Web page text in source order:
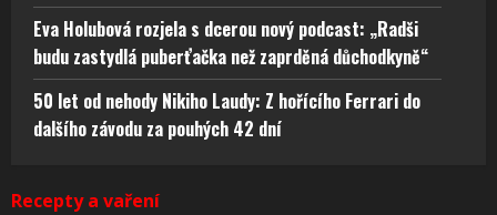
Eva Holubová rozjela s dcerou nový podcast: „Radši
budu zastydlá puberťačka než zaprděná důchodkyně“
50 let od nehody Nikiho Laudy: Z hořícího Ferrari do
dalšího závodu za pouhých 42 dní
Recepty a vaření